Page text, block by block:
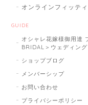
オンラインフィッテ
GUIDE
オシャレ花嫁様御用達
BRIDAL＞ウェディン
ショップブログ
メンバーシップ
お問い合わせ
プライバシーポリシー